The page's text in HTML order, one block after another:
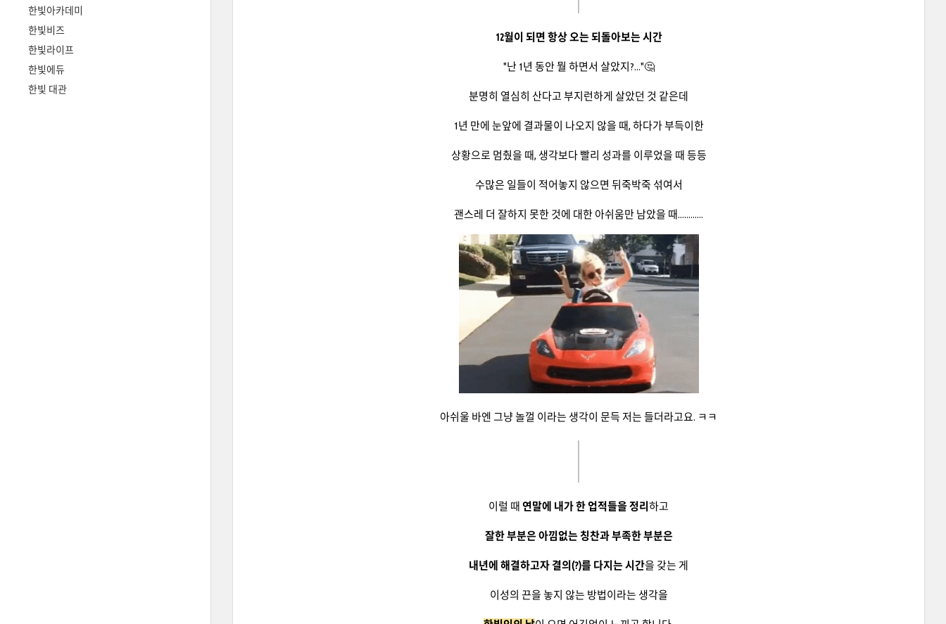
한빛아카데미
한빛비즈
한빛라이프
한빛에듀
한빛 대관
12월이 되면 항상 오는 되돌아보는 시간
"난 1년 동안 뭘 하면서 살았지?..."🤔
분명히 열심히 산다고 부지런하게 살았던 것 같은데
1년 만에 눈앞에 결과물이 나오지 않을 때, 하다가 부득이한
상황으로 멈췄을 때, 생각보다 빨리 성과를 이루었을 때 등등
수많은 일들이 적어놓지 않으면 뒤죽박죽 섞여서
괜스레 더 잘하지 못한 것에 대한 아쉬움만 남았을 때............
아쉬울 바엔 그냥 놀껄 이라는 생각이 문득 저는 들더라고요. ㅋㅋ
이럴 때 연말에 내가 한 업적들을 정리 하고
잘한 부분은 아낌없는 칭찬과 부족한 부분은
내년에 해결하고자 결의(?)를 다지는 시간을 갖는 게
이성의 끈을 놓지 않는 방법이라는 생각을